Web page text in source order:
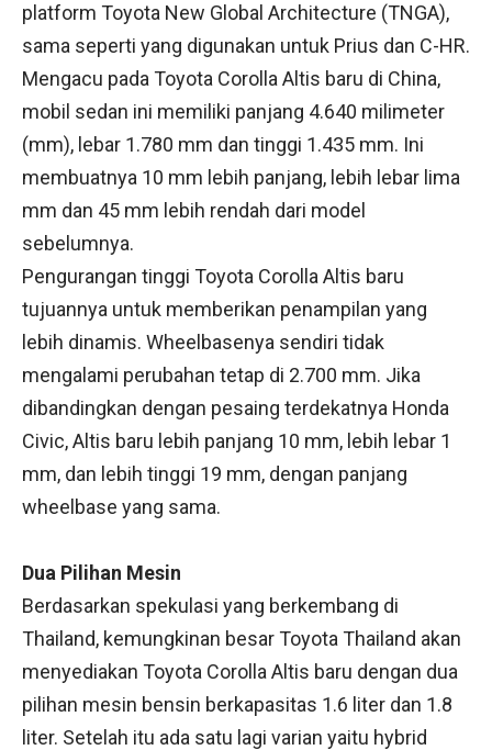
platform Toyota New Global Architecture (TNGA),
sama seperti yang digunakan untuk Prius dan C-HR.
Mengacu pada Toyota Corolla Altis baru di China,
mobil sedan ini memiliki panjang 4.640 milimeter
(mm), lebar 1.780 mm dan tinggi 1.435 mm. Ini
membuatnya 10 mm lebih panjang, lebih lebar lima
mm dan 45 mm lebih rendah dari model
sebelumnya.
Pengurangan tinggi Toyota Corolla Altis baru
tujuannya untuk memberikan penampilan yang
lebih dinamis. Wheelbasenya sendiri tidak
mengalami perubahan tetap di 2.700 mm. Jika
dibandingkan dengan pesaing terdekatnya Honda
Civic, Altis baru lebih panjang 10 mm, lebih lebar 1
mm, dan lebih tinggi 19 mm, dengan panjang
wheelbase yang sama.
Dua Pilihan Mesin
Berdasarkan spekulasi yang berkembang di
Thailand, kemungkinan besar Toyota Thailand akan
menyediakan Toyota Corolla Altis baru dengan dua
pilihan mesin bensin berkapasitas 1.6 liter dan 1.8
liter. Setelah itu ada satu lagi varian yaitu hybrid